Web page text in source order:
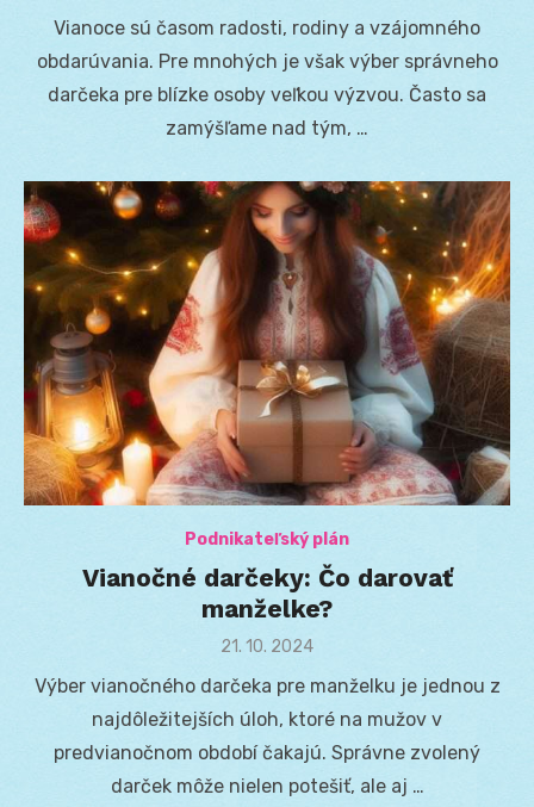
Vianoce sú časom radosti, rodiny a vzájomného
obdarúvania. Pre mnohých je však výber správneho
darčeka pre blízke osoby veľkou výzvou. Často sa
zamýšľame nad tým, …
Podnikateľský plán
Vianočné darčeky: Čo darovať
manželke?
Posted
21. 10. 2024
Výber vianočného darčeka pre manželku je jednou z
najdôležitejších úloh, ktoré na mužov v
predvianočnom období čakajú. Správne zvolený
darček môže nielen potešiť, ale aj …